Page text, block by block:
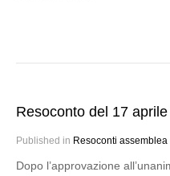
Resoconto del 17
Published in Resoconti assemblea
Dopo l’approvazione